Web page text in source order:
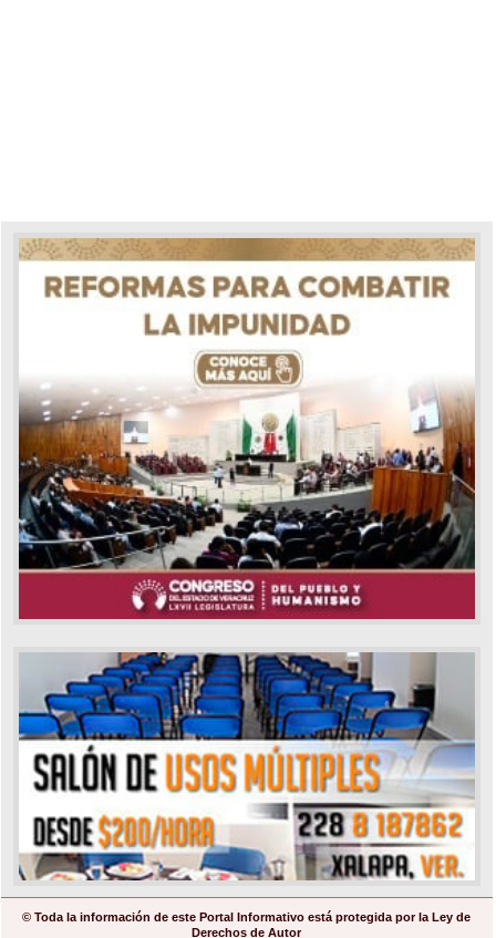
© Toda la información de este Portal Informativo está protegida por la Ley de
Derechos de Autor